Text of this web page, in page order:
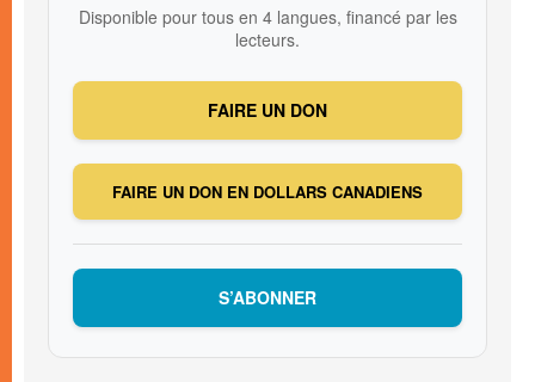
Disponible pour tous en 4 langues, financé par les
lecteurs.
FAIRE UN DON
FAIRE UN DON EN DOLLARS CANADIENS
S’ABONNER